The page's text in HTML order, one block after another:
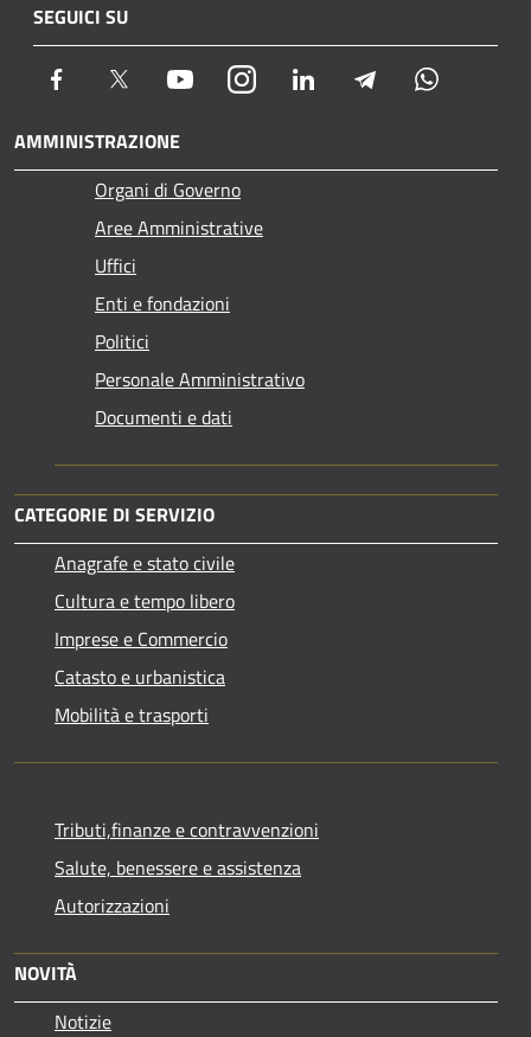
SEGUICI SU
Facebook Twitter YoutubeInstagram LinkedIn Telegram
AMMINISTRAZIONE
Organi di Governo
Aree Amministrative
Uffici
Enti e fondazioni
Politici
Personale Amministrativo
Documenti e dati
CATEGORIE DI SERVIZIO
Anagrafe e stato civile
Cultura e tempo libero
Imprese e Commercio
Catasto e urbanistica
Mobilità e trasporti
Tributi,finanze e contravvenzioni
Salute, benessere e assistenza
Autorizzazioni
NOVITÀ
Notizie